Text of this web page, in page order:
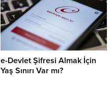
e-Devlet Şifresi Almak İçin
Yaş Sınırı Var mı?